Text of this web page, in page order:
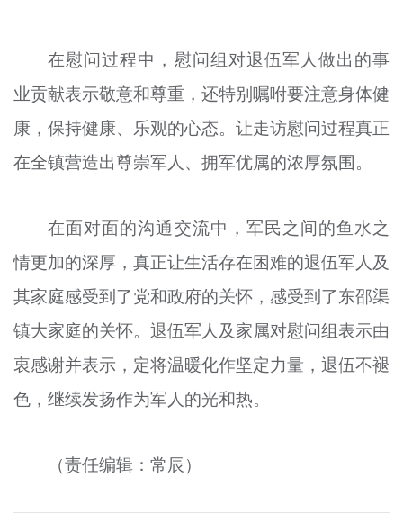
在慰问过程中，慰问组对退伍军人做出的事
业贡献表示敬意和尊重，还特别嘱咐要注意身体健
康，保持健康、乐观的心态。让走访慰问过程真正
在全镇营造出尊崇军人、拥军优属的浓厚氛围。
在面对面的沟通交流中，军民之间的鱼水之
情更加的深厚，真正让生活存在困难的退伍军人及
其家庭感受到了党和政府的关怀，感受到了东邵渠
镇大家庭的关怀。退伍军人及家属对慰问组表示由
衷感谢并表示，定将温暖化作坚定力量，退伍不褪
色，继续发扬作为军人的光和热。
（责任编辑：常辰）